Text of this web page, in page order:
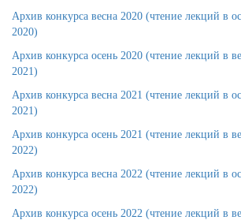
Архив конкурса весна 2020 (чтение лекций в
2020)
Архив конкурса осень 2020 (чтение лекций в
2021)
Архив конкурса весна 2021 (чтение лекций в
2021)
Архив конкурса осень 2021 (чтение лекций в
2022)
Архив конкурса весна 2022 (чтение лекций в
2022)
Архив конкурса осень 2022 (чтение лекций в